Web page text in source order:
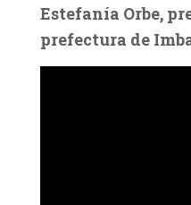
Estefanía Orbe,
prefectura de